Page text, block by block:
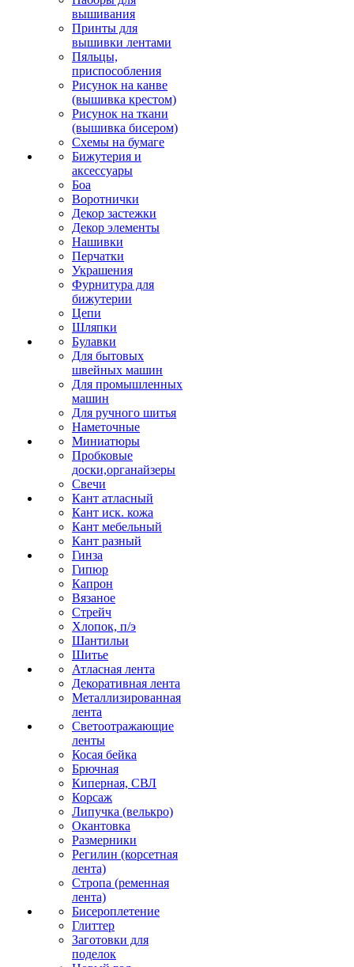
вышивания
Принты для
вышивки лентами
Пяльцы,
приспособления
Рисунок на канве
(вышивка крестом)
Рисунок на ткани
(вышивка бисером)
Схемы на бумаге
Бижутерия и
аксессуары
Боа
Воротнички
Декор застежки
Декор элементы
Нашивки
Перчатки
Украшения
Фурнитура для
бижутерии
Цепи
Шляпки
Булавки
Для бытовых
швейных машин
Для промышленных
машин
Для ручного шитья
Наметочные
Миниатюры
Пробковые
доски,органайзеры
Свечи
Кант атласный
Кант иск. кожа
Кант мебельный
Кант разный
Гинза
Гипюр
Капрон
Вязаное
Стрейч
Хлопок, п/э
Шантильи
Шитье
Атласная лента
Декоративная лента
Металлизированная
лента
Светоотражающие
ленты
Косая бейка
Брючная
Киперная, СВЛ
Корсаж
Липучка (велькро)
Окантовка
Размерники
Регилин (корсетная
лента)
Стропа (ременная
лента)
Бисероплетение
Глиттер
Заготовки для
поделок